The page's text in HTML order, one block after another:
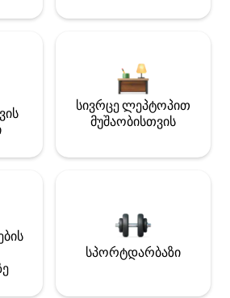
სივრცე ლეპტოპით
მუშაობისთვის
სპორტდარბაზი